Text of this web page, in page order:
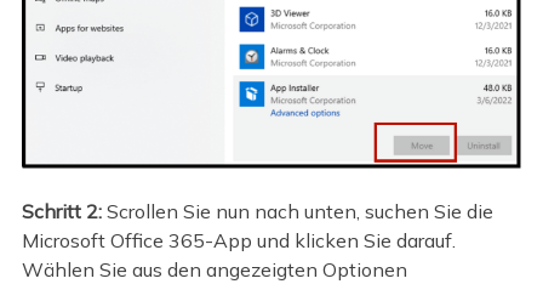
Schritt 2:Scrollen Sie nun nach unten, suchen Sie die
Microsoft Office 365-App und klicken Sie darauf.
Wählen Sie aus den angezeigten Optionen